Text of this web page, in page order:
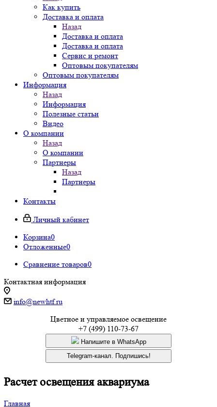
Как купить
Доставка и оплата
Назад
Доставка и оплата
Доставка и оплата
Сервис и ремонт
Оптовым покупателям
Оптовым покупателям
Информация
Назад
Информация
Полезные статьи
Видео
О компании
Назад
О компании
Партнеры
Назад
Партнеры
Контакты
Личный кабинет
Корзина0
Отложенные0
Сравнение товаров0
Контактная информация
info@newhtf.ru
Цветное и управляемое освещение
+7 (499) 110-73-67
Напишите в WhatsApp
Telegram-канал. Подпишись!
Расчет освещения аквариума
Главная